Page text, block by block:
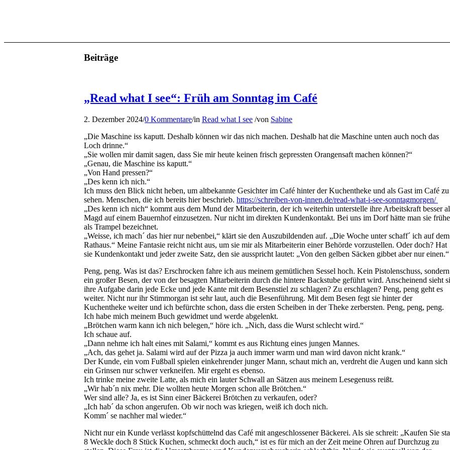
Beiträge
„Read what I see“: Früh am Sonntag im Café
2. Dezember 2024/0 Kommentare/in Read what I see /von Sabine
„Die Maschine iss kaputt. Deshalb können wir das nich machen. Deshalb hat die Maschine unten auch noch das
Loch drinne.“
„Sie wollen mir damit sagen, dass Sie mir heute keinen frisch gepressten Orangensaft machen können?“
„Genau, die Maschine iss kaputt.“
„Von Hand pressen?“
„Des kenn ich nich.“
Ich muss den Blick nicht heben, um altbekannte Gesichter im Café hinter der Kuchentheke und als Gast im Café zu
sehen. Menschen, die ich bereits hier beschrieb. https://schreiben-von-innen.de/read-what-i-see-sonntagmorgen/
„Des kenn ich nich“ kommt aus dem Mund der Mitarbeiterin, der ich weiterhin unterstelle ihre Arbeitskraft besser
Magd auf einem Bauernhof einzusetzen. Nur nicht im direkten Kundenkontakt. Bei uns im Dorf hätte man sie
als Trampel bezeichnet.
„Weisse, ich mach´ das hier nur nebenbei,“ klärt sie den Auszubildenden auf. „Die Woche unter schaff´ ich auf dem
Rathaus.“ Meine Fantasie reicht nicht aus, um sie mir als Mitarbeiterin einer Behörde vorzustellen. Oder doch? Hat
sie Kundenkontakt und jeder zweite Satz, den sie ausspricht lautet: „Von den gelben Säcken gibbet aber nur einen.“
Peng, peng. Was ist das? Erschrocken fahre ich aus meinem gemütlichen Sessel hoch. Kein Pistolenschuss, sondern
ein großer Besen, der von der besagten Mitarbeiterin durch die hintere Backstube geführt wird. Anscheinend sieht
ihre Aufgabe darin jede Ecke und jede Kante mit dem Besenstiel zu schlagen? Zu erschlagen? Peng, peng geht es
weiter. Nicht nur ihr Stimmorgan ist sehr laut, auch die Besenführung. Mit dem Besen fegt sie hinter der
Kuchentheke weiter und ich befürchte schon, dass die ersten Scheiben in der Theke zerbersten. Peng, peng, peng.
Ich habe mich meinem Buch gewidmet und werde abgelenkt.
„Brötchen warm kann ich nich belegen,“ höre ich. „Nich, dass die Wurst schlecht wird.“
Ich schaue auf.
„Dann nehme ich halt eines mit Salami,“ kommt es aus Richtung eines jungen Mannes.
„Ach, das gehet ja. Salami wird auf der Pizza ja auch immer warm und man wird davon nicht krank.“
Der Kunde, ein vom Fußball spielen einkehrender junger Mann, schaut mich an, verdreht die Augen und kann sich
ein Grinsen nur schwer verkneifen. Mir ergeht es ebenso.
Ich trinke meine zweite Latte, als mich ein lauter Schwall an Sätzen aus meinem Lesegenuss reißt.
„Wir hab´n nix mehr. Die wollten heute Morgen schon alle Brötchen.“
Wer sind alle? Ja, es ist Sinn einer Bäckerei Brötchen zu verkaufen, oder?
„Ich hab´ da schon angerufen. Ob wir noch was kriegen, weiß ich doch nich.
Komm´ se nachher mal wieder.“
Nicht nur ein Kunde verlässt kopfschüttelnd das Café mit angeschlossener Bäckerei. Als sie schreit: „Kaufen Sie
8 Weckle doch 8 Stück Kuchen, schmeckt doch auch,“ ist es für mich an der Zeit meine Ohren auf Durchzug zu